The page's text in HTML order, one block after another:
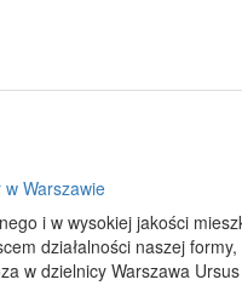
Warszawie
i w wysokiej jakości
działalności naszej
w dzielnicy Warszawa